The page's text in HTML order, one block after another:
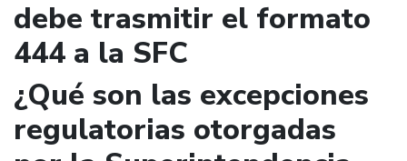
debe trasmitir el formato
444 a la SFC
¿Qué son las excepciones
regulatorias otorgadas